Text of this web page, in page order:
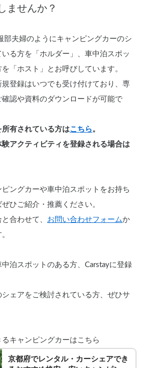
ませんか？
部夫婦のようにキャンピングカーのシ
る方を「ホルダー」、車中泊スポッ
を「ホスト」とお呼びしています。
登録はいつでも受け付けており、専
認や資料のダウンロードが可能で
有されている方はこちら。
アクティビティを登録される場合は
ングカーや車中泊スポットをお持ち
ひご紹介・推薦ください。
合わせて、 お問い合わせフォームか
泊スポットのある方、Carstayに登録
ェアをご検討されている方、ぜひサ
キャンピングカーはこちら
京都府でレンタル・カーシェアでき